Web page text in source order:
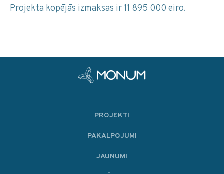
Projekta kopējās izmaksas ir 11 895 000 eiro.
PROJEKTI
PAKALPOJUMI
JAUNUMI